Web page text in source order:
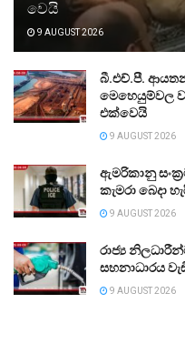
වෙයි
9 AUGUST 2026
බී.එච්.පී.
මෙහෙයුම්වල
එක්වෙයි
9 AUGUST 2026
ඇමරිකානු
කැමරා බෙදා
9 AUGUST 2026
රාජ්‍ය
සහනාධාරය
9 AUGUST 2026